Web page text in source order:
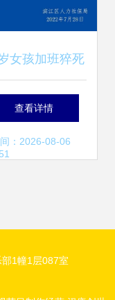
女孩加班猝死
传媒的流量狂
欢背后…
查看详情
：2026-08-06
1幢1层087室